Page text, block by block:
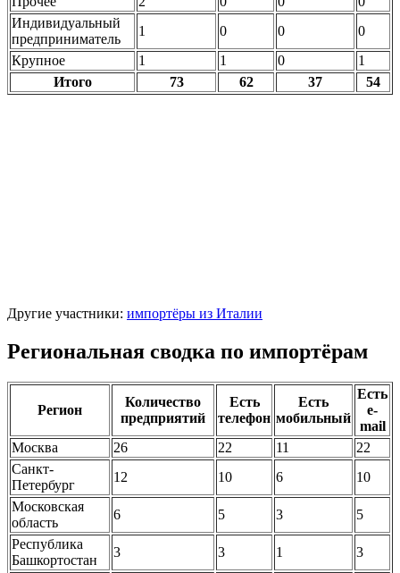
Индивидуальный
предприниматель
1 0 0
0
Крупное
1 1 0
1
Итого
73 62 37 54
Другие участники: импортёры из Италии
Региональная сводка по импортёрам
Регион
Количество
предприятий
Есть
телефон
Есть
мобильный
Есть
e-
mail
Москва
26 22 11
22
Санкт-
Петербург
12 10 6
10
Московская
область
6 5 3
5
Республика
Башкортостан
3 3 1
3